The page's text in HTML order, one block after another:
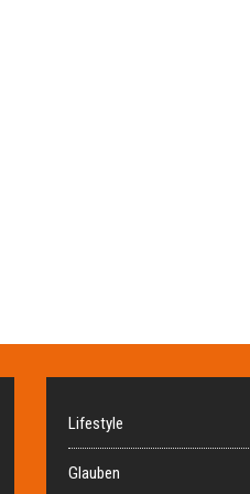
Lifestyle
Glauben